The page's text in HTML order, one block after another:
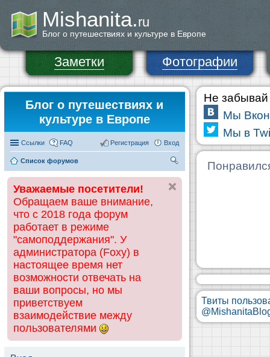
Mishanita.ru
Блог о путешествиях и культуре в Европе
Заметки Фотографии
Блог о путешествиях и
культуре в Европе
Ссылки FAQ Вход
Регистрация
Список форумов
ск
Уважаемые посетители!
Обращаем ваше внимание,
что с 2018 года форум
работает в режиме
"самоподдержания". У
администратора (Foxy) в
настоящее время нет
возможности отвечать на
ваши вопросы, но мы
приветствуем
взаимодействие между
пользователями
Не забывай
Мы
Мы в
Твиты